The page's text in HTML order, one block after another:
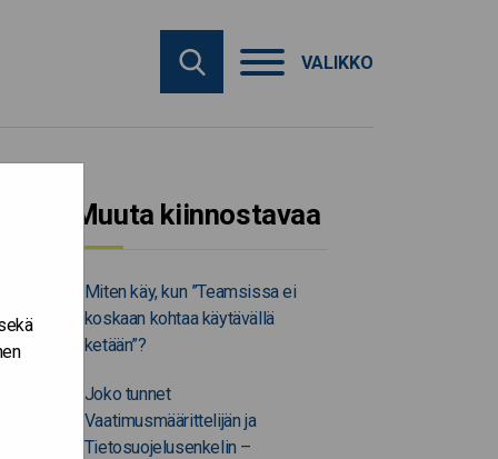
VALIKKO
Muuta kiinnostavaa
Miten käy, kun ”Teamsissa ei
koskaan kohtaa käytävällä
ketään”?
Joko tunnet
Vaatimusmäärittelijän ja
Tietosuojelusenkelin –